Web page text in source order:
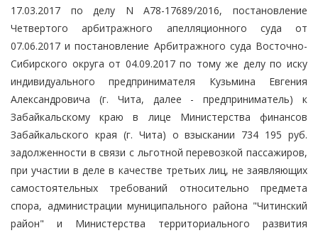
17.03.2017 по делу N А78-17689/2016, постановление
Четвертого арбитражного апелляционного суда от
07.06.2017 и постановление Арбитражного суда Восточно-
Сибирского округа от 04.09.2017 по тому же делу по иску
индивидуального предпринимателя Кузьмина Евгения
Александровича (г. Чита, далее - предприниматель) к
Забайкальскому краю в лице Министерства финансов
Забайкальского края (г. Чита) о взыскании 734 195 руб.
задолженности в связи с льготной перевозкой пассажиров,
при участии в деле в качестве третьих лиц, не заявляющих
самостоятельных требований относительно предмета
спора, администрации муниципального района "Читинский
район" и Министерства территориального развития